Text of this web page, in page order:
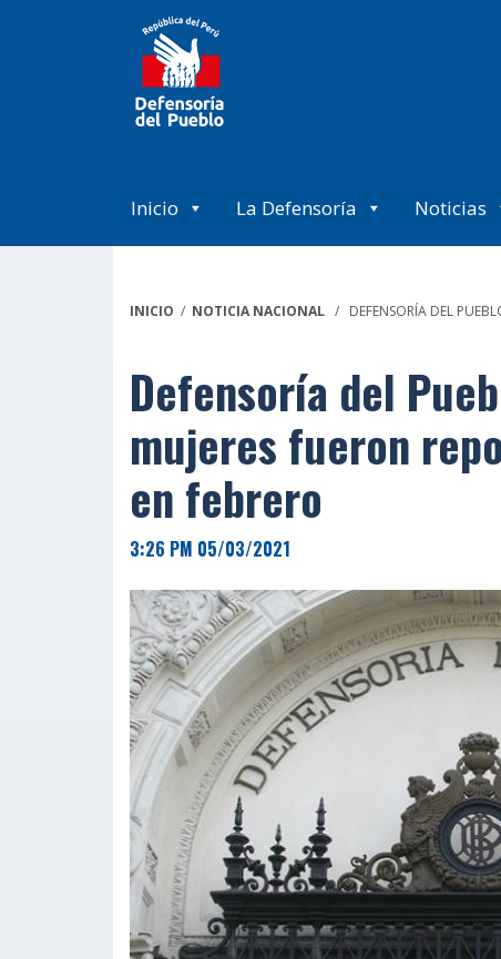
Inicio La Defensoría Noticias
INICIO / NOTICIA NACIONAL / DEFENSORÍA DEL
Defensoría del
mujeres fueron
en febrero
3:26 PM 05/03/2021